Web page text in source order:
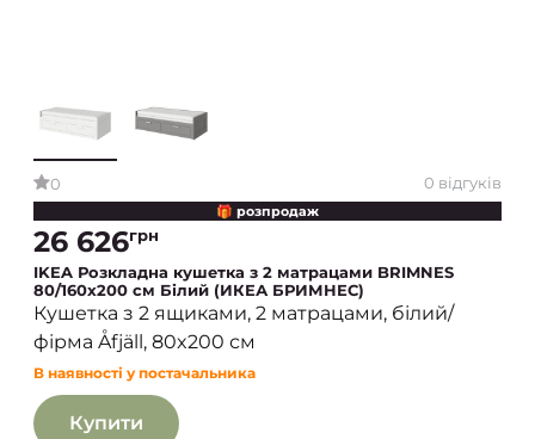
0 0 відгуків
🎁 розпродаж
26 626грн
IKEA Розкладна кушетка з 2 матрацами BRIMNES
80/160x200 см Білий (ИКЕА БРИМНЕС)
Кушетка з 2 ящиками, 2 матрацами, білий/
фірма Åfjäll, 80x200 см
В наявності у постачальника
Купити